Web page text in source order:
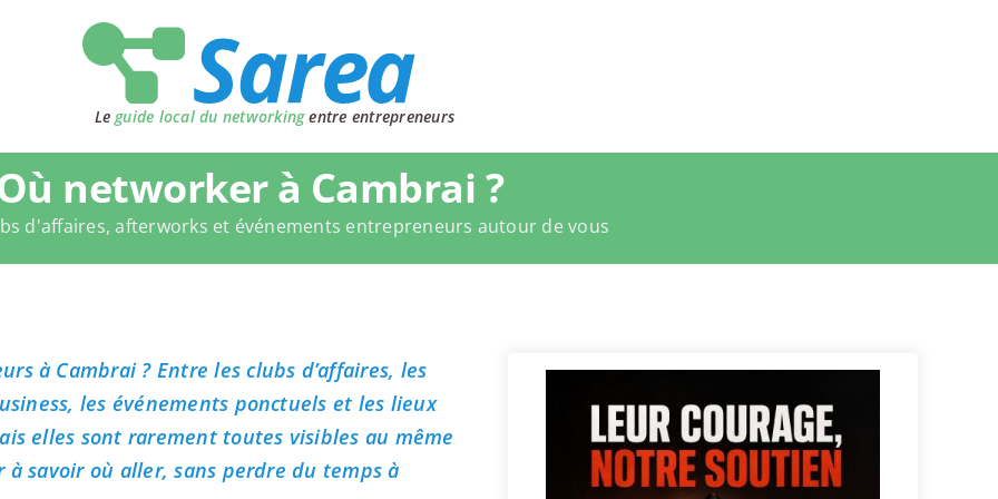
Le guide local du networkingentre entrepreneurs
networker à Cambrai ?
d'affaires, afterworks et événements entrepreneurs autour de vous
à Cambrai ? Entre les clubs d’affaires, les
les événements ponctuels et les lieux
elles sont rarement toutes visibles au même
savoir où aller, sans perdre du temps à